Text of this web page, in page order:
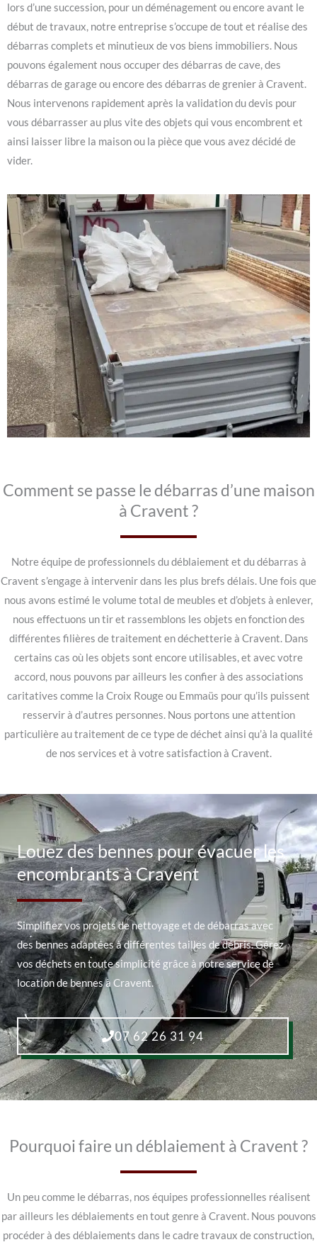
lors d’une succession, pour un déménagement ou encore avant le
début de travaux, notre entreprise s’occupe de tout et réalise des
débarras complets et minutieux de vos biens immobiliers. Nous
pouvons également nous occuper des débarras de cave, des
débarras de garage ou encore des débarras de grenier à Cravent.
Nous intervenons rapidement après la validation du devis pour
vous débarrasser au plus vite des objets qui vous encombrent et
ainsi laisser libre la maison ou la pièce que vous avez décidé de
vider.
Comment se passe le débarras d’une maison
à Cravent ?
Notre équipe de professionnels du déblaiement et du débarras à
Cravent s’engage à intervenir dans les plus brefs délais. Une fois que
nous avons estimé le volume total de meubles et d’objets à enlever,
nous effectuons un tir et rassemblons les objets en fonction des
différentes filières de traitement en déchetterie à Cravent. Dans
certains cas où les objets sont encore utilisables, et avec votre
accord, nous pouvons par ailleurs les confier à des associations
caritatives comme la Croix Rouge ou Emmaüs pour qu’ils puissent
resservir à d’autres personnes. Nous portons une attention
particulière au traitement de ce type de déchet ainsi qu’à la qualité
de nos services et à votre satisfaction à Cravent.
Louez des bennes pour évacuer les
encombrants à Cravent
Simplifiez vos projets de nettoyage et de débarras avec
des bennes adaptées à différentes tailles de débris. Gérez
vos déchets en toute simplicité grâce à notre service de
location de bennes à Cravent.
07 62 26 31 94
Pourquoi faire un déblaiement à Cravent ?
Un peu comme le débarras, nos équipes professionnelles réalisent
par ailleurs les déblaiements en tout genre à Cravent. Nous pouvons
procéder à des déblaiements dans le cadre travaux de construction,